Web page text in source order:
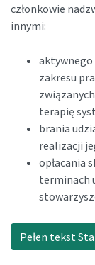
członkowie
innymi:
aktywnego
zakresu
terapię
brania
realizacji
opłacania
terminach
Pełen tekst